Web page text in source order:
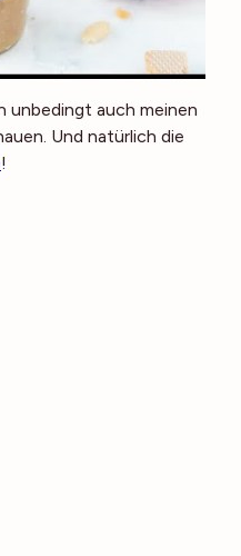
unbedingt auch meinen
Und natürlich die
!